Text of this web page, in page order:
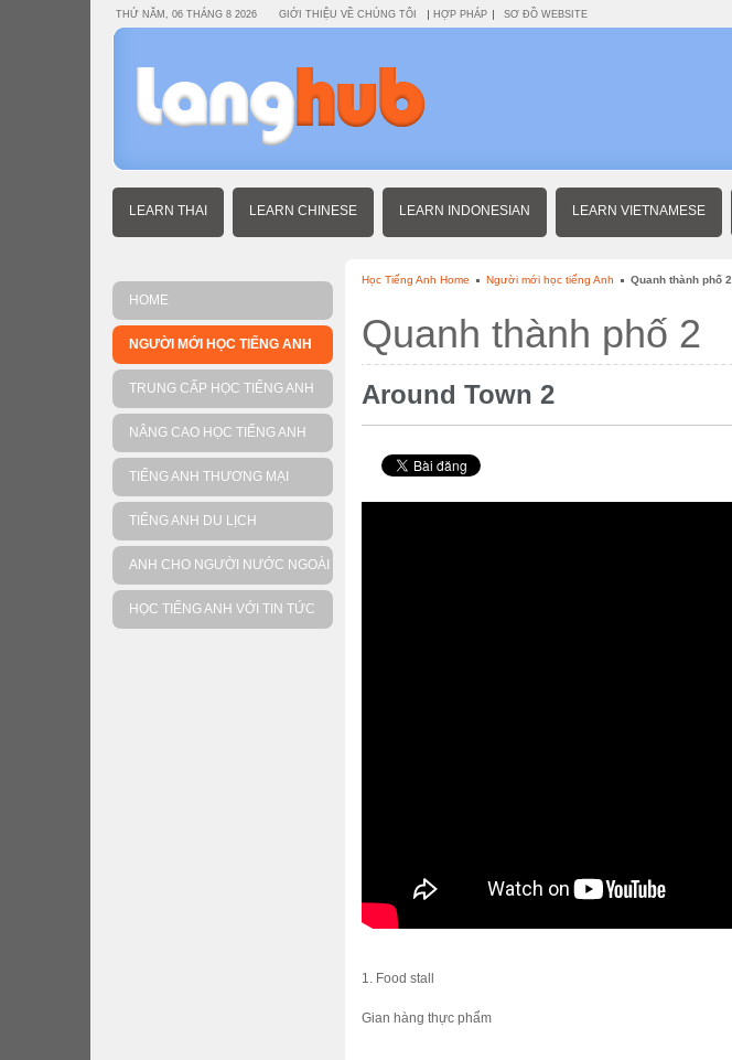
THỨ NĂM, 06 THÁNG 8 2026 GIỚI THIỆU VỀ CHÚNG TÔI HỢP PHÁP SƠ ĐỒ WEBSITE
LEARN THAI LEARN CHINESE LEARN INDONESIAN LEARN VIETNAMESE
Học Tiếng Anh Home Người mới học tiếng Anh Quanh thành phố 2
Quanh thành phố 2
Around Town 2
1. Food stall
Gian hàng thực phẩm
HOME
NGƯỜI MỚI HỌC TIẾNG ANH
TRUNG CẤP HỌC TIẾNG ANH
NÂNG CAO HỌC TIẾNG ANH
TIẾNG ANH THƯƠNG MẠI
TIẾNG ANH DU LỊCH
ANH CHO NGƯỜI NƯỚC NGOÀI
HỌC TIẾNG ANH VỚI TIN TỨC